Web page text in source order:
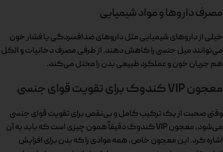
مصرف داروها و مواد شیمیایی
خیلی از داروهای شیمیایی مثل داروهای ضدافسردگی یا فشار خون
می‌توانند میل جنسی را کاهش دهند. از طرفی مصرف دخانیات و الکل
هم جریان خون و عملکرد طبیعی بدن را مختل می‌کند.
معجون VIP کندوک برای تقویت قوای جنسی
وقتی صحبت از یک ترکیب کامل و بی‌نقص برای تقویت قوای جنسی
می‌شود، معجون VIP کندوک دقیقاً همون چیزی است که باید به آن
اشاره کرد. این معجون خاص، همه موادی را که بدن برای افزایش